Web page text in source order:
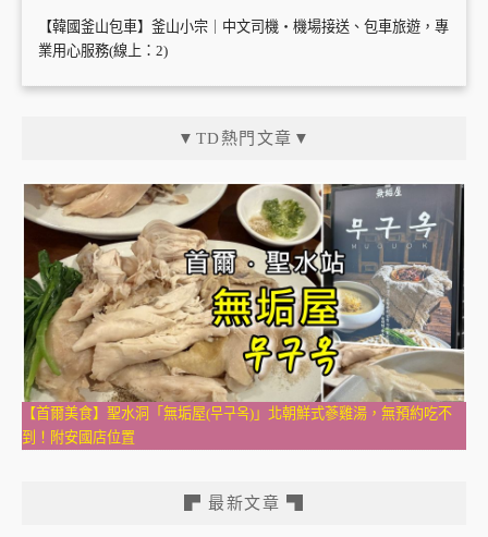
【韓國釜山包車】釜山小宗｜中文司機・機場接送、包車旅遊，專
業用心服務(線上：2)
▼TD熱門文章▼
【首爾美食】聖水洞「無垢屋(무구옥)」北朝鮮式蔘雞湯，無預約吃不
到！附安國店位置
▛ 最新文章 ▜